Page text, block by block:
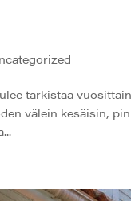
tarkistaa
välein kesäisin,